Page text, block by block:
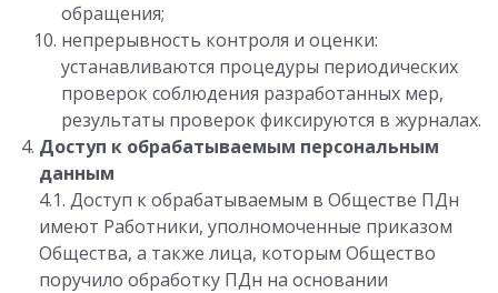
обращения;
непрерывность контроля и оценки:
устанавливаются процедуры периодических
проверок соблюдения разработанных мер,
результаты проверок фиксируются в журналах.
Доступ к обрабатываемым персональным
данным
4.1. Доступ к обрабатываемым в Обществе ПДн
имеют Работники, уполномоченные приказом
Общества, а также лица, которым Общество
поручило обработку ПДн на основании